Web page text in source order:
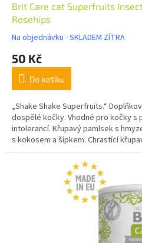
Brit Care cat Superfruits
Rosehips
Na objednávku - SKLADEM ZÍTRA
50 Kč
Do košíku
„Shake Shake Superfruits.“
dospělé kočky. Vhodné pro kočky s
intolerancí. Křupavý pamlsek s
s kokosem a šípkem. Chrastící
strhnou ke společné zábavě.